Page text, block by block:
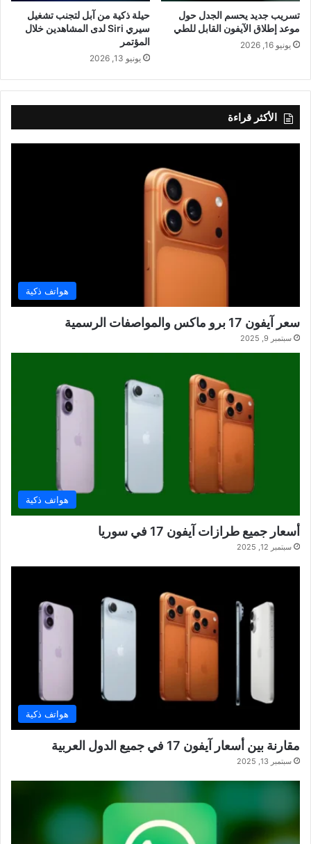
تسريب جديد يحسم الجدل حول
موعد إطلاق الآيفون القابل للطي
يونيو 16, 2026
حيلة ذكية من آبل لتجنب تشغيل
سيري Siri لدى المشاهدين خلال
المؤتمر
يونيو 13, 2026
الأكثر قراءة
هواتف ذكية
سعر آيفون 17 برو ماكس والمواصفات الرسمية
سبتمبر 9, 2025
هواتف ذكية
أسعار جميع طرازات آيفون 17 في سوريا
سبتمبر 12, 2025
هواتف ذكية
مقارنة بين أسعار آيفون 17 في جميع الدول العربية
سبتمبر 13, 2025